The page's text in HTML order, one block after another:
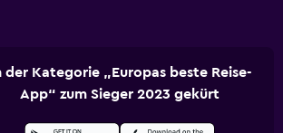
der Kategorie „Europas beste Reise-
App“ zum Sieger 2023 gekürt